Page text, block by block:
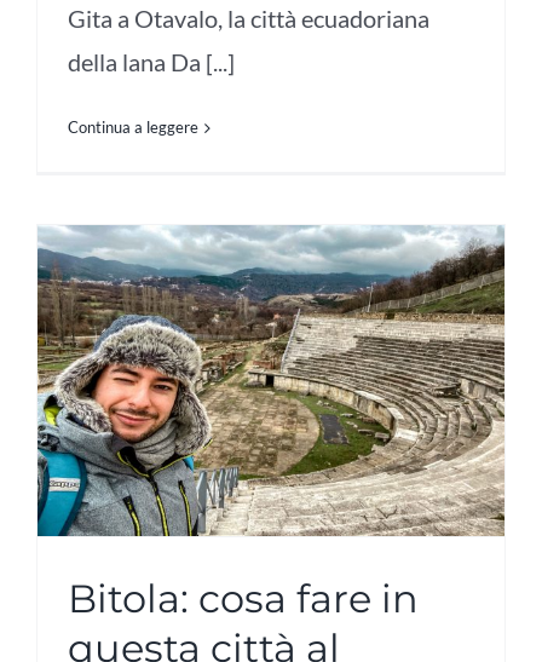
Gita a Otavalo, la città ecuadoriana
della lana Da [...]
Continua a leggere
Bitola: cosa fare in
questa città al